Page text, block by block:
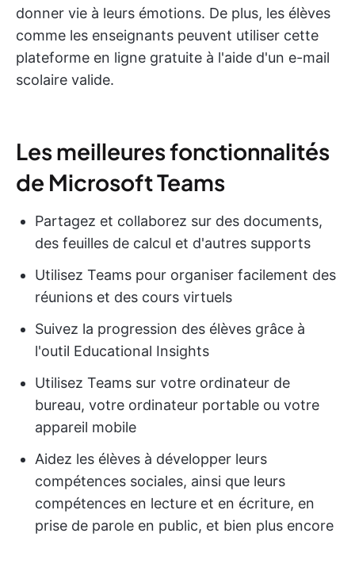
donner vie à leurs émotions. De plus, les élèves
comme les enseignants peuvent utiliser cette
plateforme en ligne gratuite à l'aide d'un e-mail
scolaire valide.
Les meilleures fonctionnalités
de Microsoft Teams
Partagez et collaborez sur des documents,
des feuilles de calcul et d'autres supports
Utilisez Teams pour organiser facilement des
réunions et des cours virtuels
Suivez la progression des élèves grâce à
l'outil Educational Insights
Utilisez Teams sur votre ordinateur de
bureau, votre ordinateur portable ou votre
appareil mobile
Aidez les élèves à développer leurs
compétences sociales, ainsi que leurs
compétences en lecture et en écriture, en
prise de parole en public, et bien plus encore